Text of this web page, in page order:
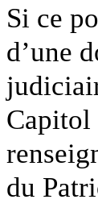
Si ce
d’une
Capitol
du